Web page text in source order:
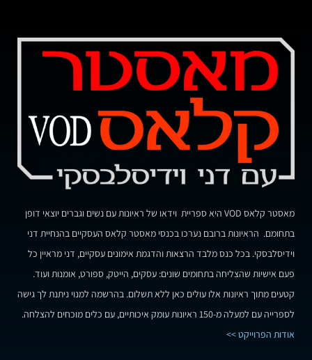
מאסטר קלאס VOD היא ספריית וידאו של ראיונות עם נשים וגברים יוצאי דופן
בתחומם. הראיונות ברובם נערכו בכנסי מאסטר קלאס העסקיים בהנחיית דני
וידיסלבסקי. בכל כנס מלבד הרצאות והדגמת אימונים עסקיים, דני מראיין כל
פעם אישיות שהצליחה בתחומים שונים: עסקים, הייטק, ספורט, אומנות ועוד.
קטעים מתוך ראיונות אלו עולים כאן ללא תשלום. בהרשמה למנוי ניתנת לך גישה
לספרייה עם למעלה מ-150 ראיונות עומק איכותיים, עם כלים מוכחים להצלחה.
אודות הפרוייקט >>